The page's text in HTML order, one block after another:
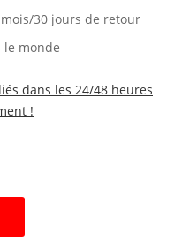
30 jours de retour
le monde
dans les 24/48 heures
!